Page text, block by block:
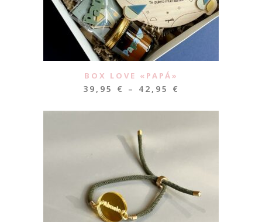
BOX LOVE «PAPÁ»
39,95 € – 42,95 €